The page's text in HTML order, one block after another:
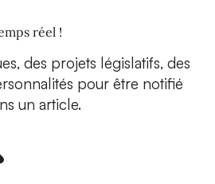
réel !
des projets législatifs, des
pour être notifié
un article.